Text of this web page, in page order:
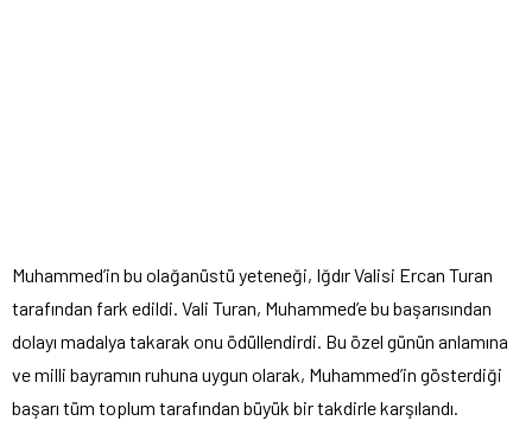
Muhammed’in bu olağanüstü yeteneği, Iğdır Valisi Ercan Turan
tarafından fark edildi. Vali Turan, Muhammed’e bu başarısından
dolayı madalya takarak onu ödüllendirdi. Bu özel günün anlamına
ve milli bayramın ruhuna uygun olarak, Muhammed’in gösterdiği
başarı tüm toplum tarafından büyük bir takdirle karşılandı.